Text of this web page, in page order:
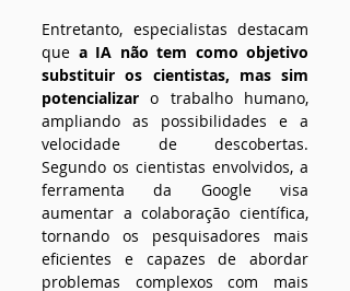
Entretanto, especialistas destacam
que a IA não tem como objetivo
substituir os cientistas, mas sim
potencializar o trabalho humano,
ampliando as possibilidades e a
velocidade de descobertas.
Segundo os cientistas envolvidos, a
ferramenta da Google visa
aumentar a colaboração científica,
tornando os pesquisadores mais
eficientes e capazes de abordar
problemas complexos com mais